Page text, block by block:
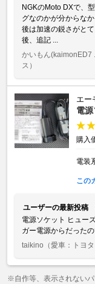
NGKのMoto DXで、
グなのかが分からな
後は加速の鋭さがと
後、追記 ...
かいもん(kaimonED7 ...
ス）
エー
電
購入
電装
この
ユーザーの最新投稿
電源ソケット ヒュー
ガー電源からだったの
taikino （愛車：トヨ
※自作等、表示されない